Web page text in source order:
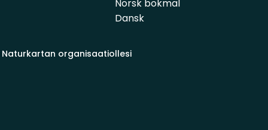
Norsk bokmal
Dansk
Naturkartan organisaatiollesi